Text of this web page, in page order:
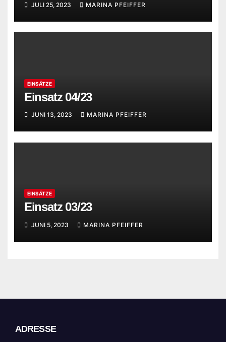
JULI 25, 2023 MARINA PFEIFFER
EINSÄTZE
Einsatz 04/23
JUNI 13, 2023 MARINA PFEIFFER
EINSÄTZE
Einsatz 03/23
JUNI 5, 2023 MARINA PFEIFFER
ADRESSE